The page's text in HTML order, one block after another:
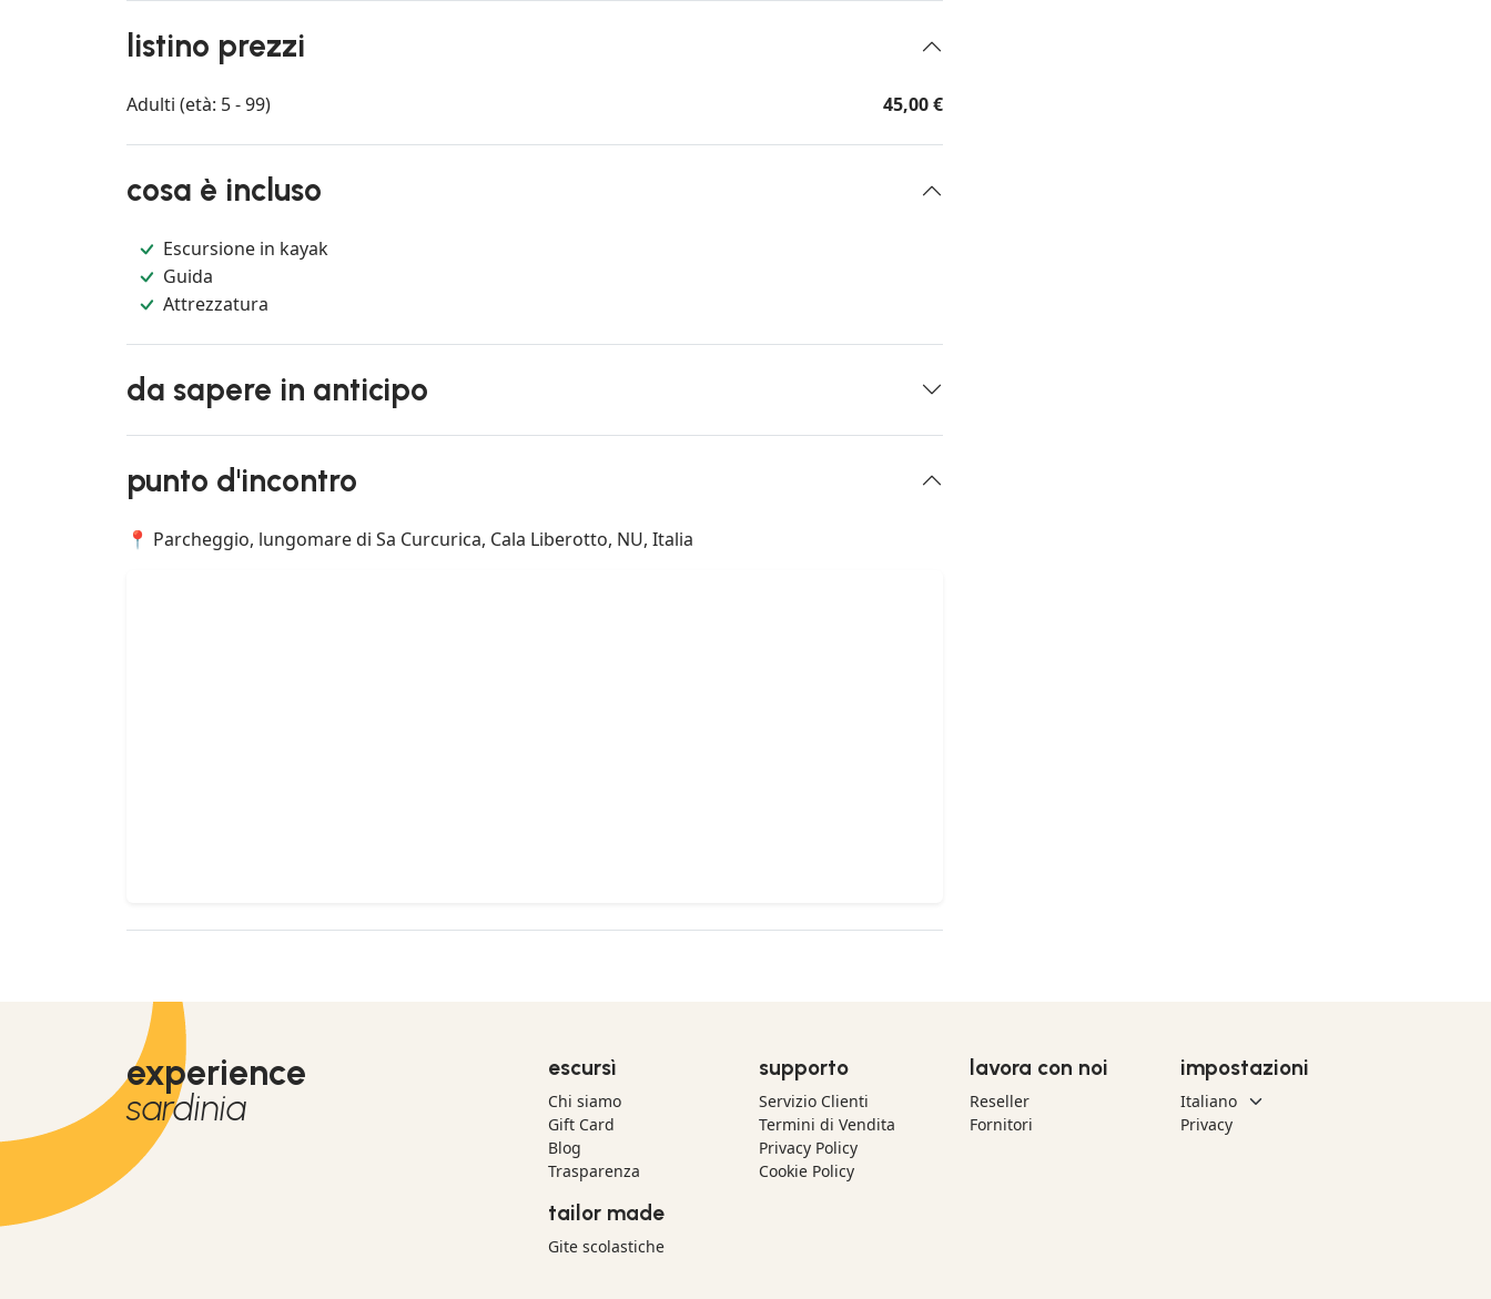
listino prezzi
Adulti (età: 5 - 99) 45,00 €
cosa è incluso
Escursione in kayak
Guida
Attrezzatura
da sapere in anticipo
punto d'incontro
📍 Parcheggio, lungomare di Sa Curcurica, Cala Liberotto, NU, Italia
experience
sardinia
escursì
Chi siamo
Gift Card
Blog
Trasparenza
tailor made
Gite scolastiche
supporto
Servizio Clienti
Termini di Vendita
Privacy Policy
Cookie Policy
lavora con noi
Reseller
Fornitori
impostazioni
Privacy